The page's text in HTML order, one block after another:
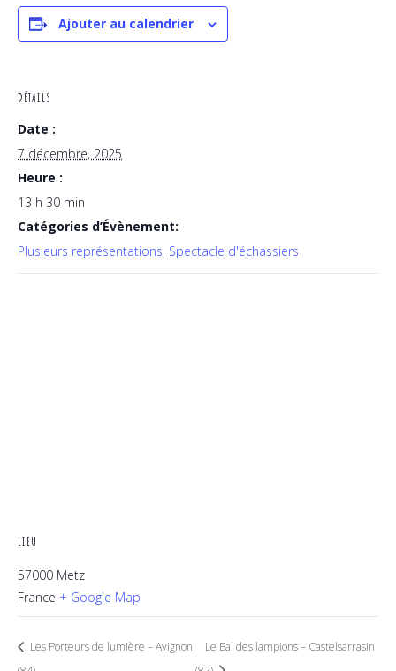
Ajouter au calendrier
DÉTAILS
Date :
7 décembre, 2025
Heure :
13 h 30 min
Catégories d’Évènement:
Plusieurs représentations, Spectacle d'échassiers
LIEU
57000 Metz
France + Google Map
Les Porteurs de lumière – Avignon
Le Bal des lampions – Castelsarrasin